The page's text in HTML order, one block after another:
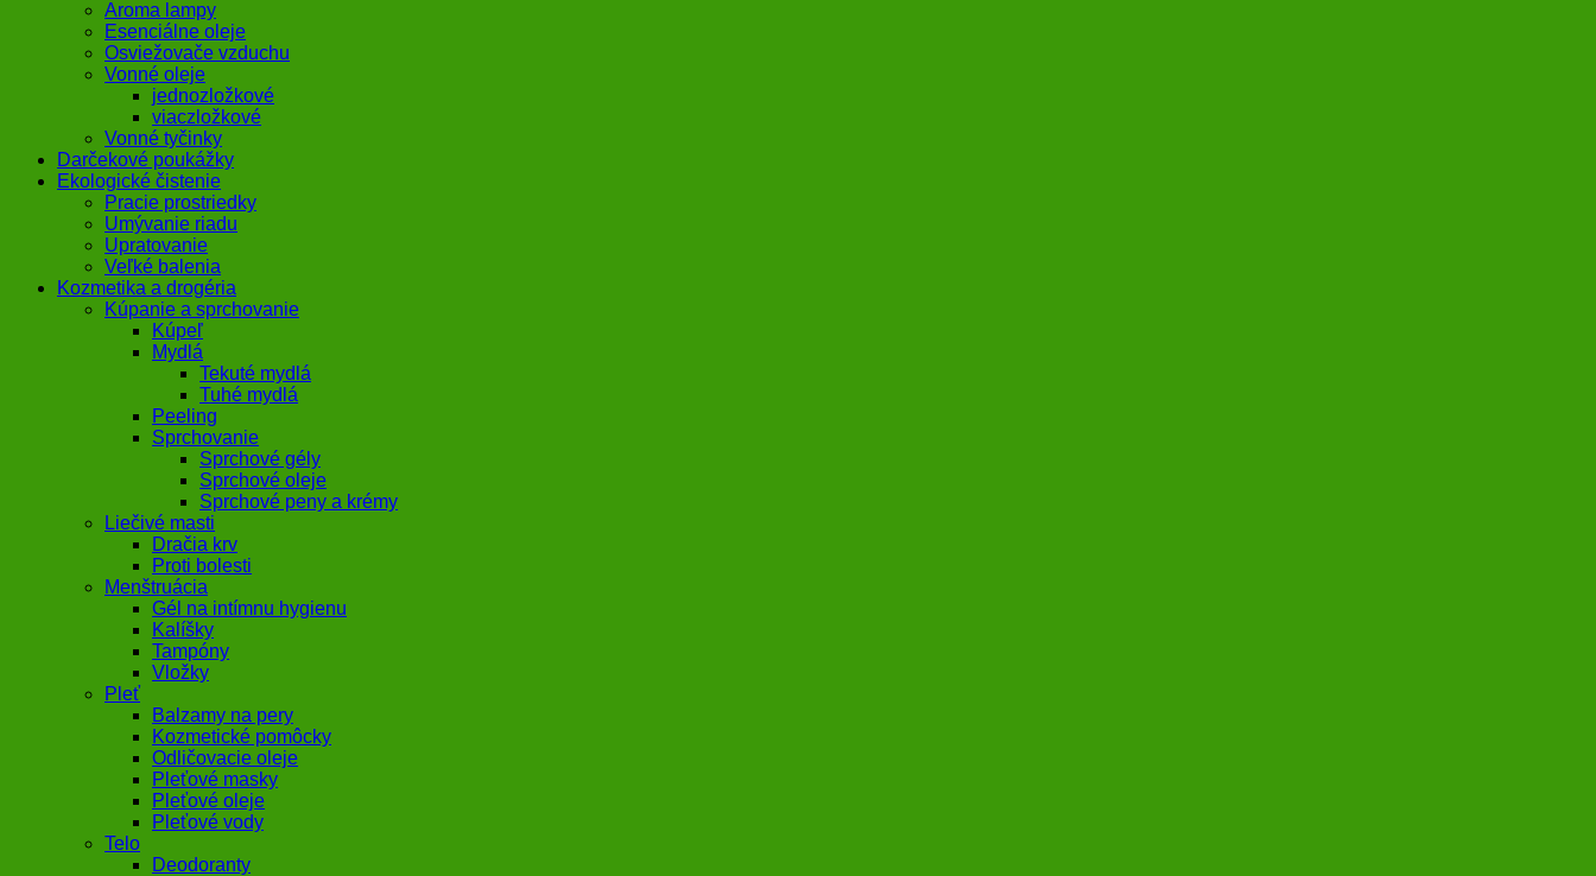
Aroma lampy
Esenciálne oleje
Osviežovače vzduchu
Vonné oleje
jednozložkové
viaczložkové
Vonné tyčinky
Darčekové poukážky
Ekologické čistenie
Pracie prostriedky
Umývanie riadu
Upratovanie
Veľké balenia
Kozmetika a drogéria
Kúpanie a sprchovanie
Kúpeľ
Mydlá
Tekuté mydlá
Tuhé mydlá
Peeling
Sprchovanie
Sprchové gély
Sprchové oleje
Sprchové peny a krémy
Liečivé masti
Dračia krv
Proti bolesti
Menštruácia
Gél na intímnu hygienu
Kalíšky
Tampóny
Vložky
Pleť
Balzamy na pery
Kozmetické pomôcky
Odličovacie oleje
Pleťové masky
Pleťové oleje
Pleťové vody
Telo
Deodoranty